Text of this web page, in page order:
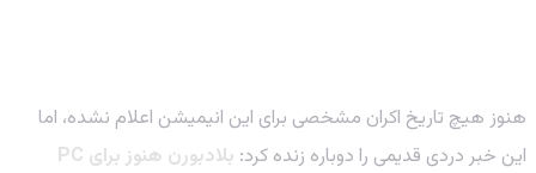
هنوز هیچ تاریخ اکران مشخصی برای این انیمیشن اعلام نشده، اما
این خبر دردی قدیمی را دوباره زنده کرد:
بلادبورن هنوز برای PC